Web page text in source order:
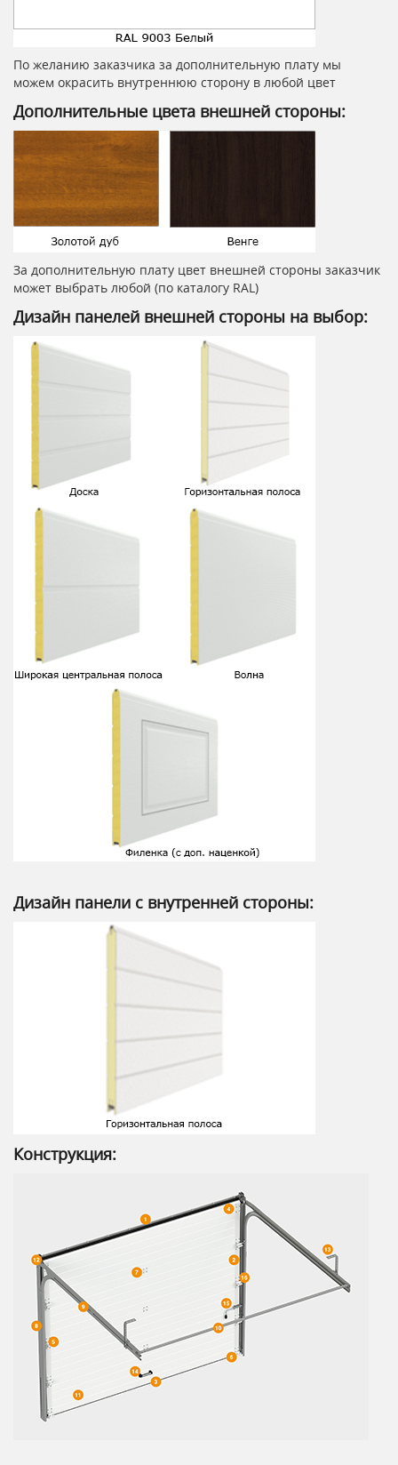
По желанию заказчика за дополнительную плату мы
можем окрасить внутреннюю сторону в любой цвет
Дополнительные цвета внешней стороны:
За дополнительную плату цвет внешней стороны заказчик
может выбрать любой (по каталогу RAL)
Дизайн панелей внешней стороны на выбор:
Дизайн панели с внутренней стороны:
Конструкция: